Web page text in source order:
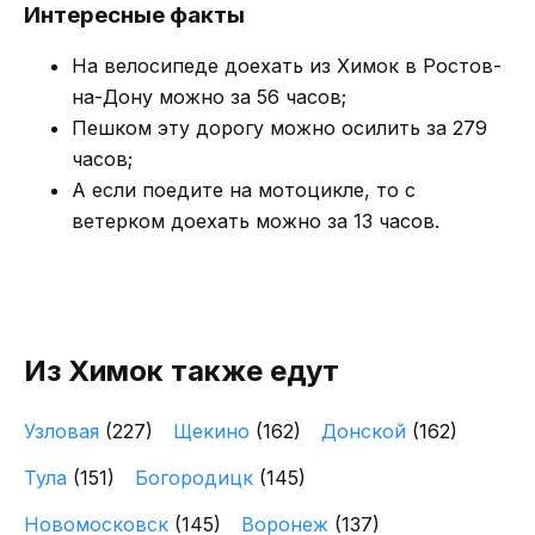
Интересные факты
На велосипеде доехать из Химок в Ростов-
на-Дону можно за 56 часов;
Пешком эту дорогу можно осилить за 279
часов;
А если поедите на мотоцикле, то с
ветерком доехать можно за 13 часов.
Из Химок также едут
Узловая (227) Щекино (162) Донской (162)
Тула (151) Богородицк (145)
Новомосковск (145) Воронеж (137)